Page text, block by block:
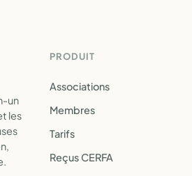
un
les
PRODUIT
Associations
Membres
Tarifs
Reçus CERFA